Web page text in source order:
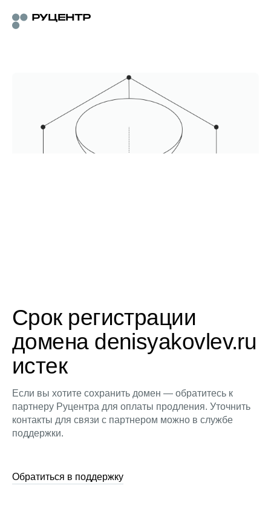
Срок регистрации
домена denisyakovlev.ru
истек
Если вы хотите сохранить домен — обратитесь к
партнеру Руцентра для оплаты продления. Уточнить
контакты для связи с партнером можно в службе
поддержки.
Обратиться в поддержку